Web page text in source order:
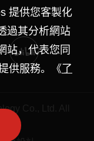
Co., Ltd. All
提供您客製化
過其分析網站
站，代表您同
供服務。《 了